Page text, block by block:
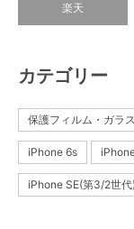
楽天
カテゴリー
保護フィルム・ガラス
iPhone 6s
iPhone SE(第3/2世